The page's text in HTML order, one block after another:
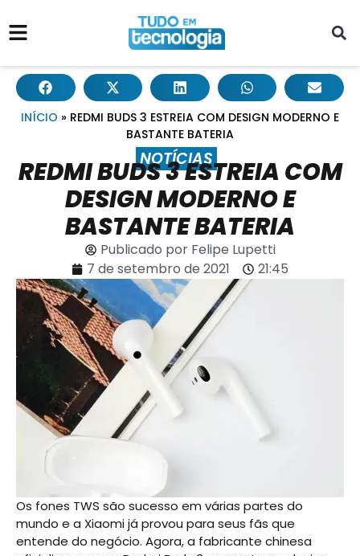
INÍCIO » REDMI BUDS 3 ESTREIA COM DESIGN MODERNO E
BASTANTE BATERIA
NOTÍCIAS
REDMI BUDS 3 ESTREIA COM
DESIGN MODERNO E
BASTANTE BATERIA
Publicado porFelipe Lupetti
7 de setembro de 2021
21:45
Os fones TWS são sucesso em várias partes do
mundo e a Xiaomi já provou para seus fãs que
entende do negócio. Agora, a fabricante chinesa